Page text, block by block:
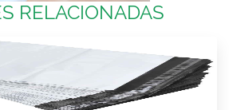
RELACIONADAS